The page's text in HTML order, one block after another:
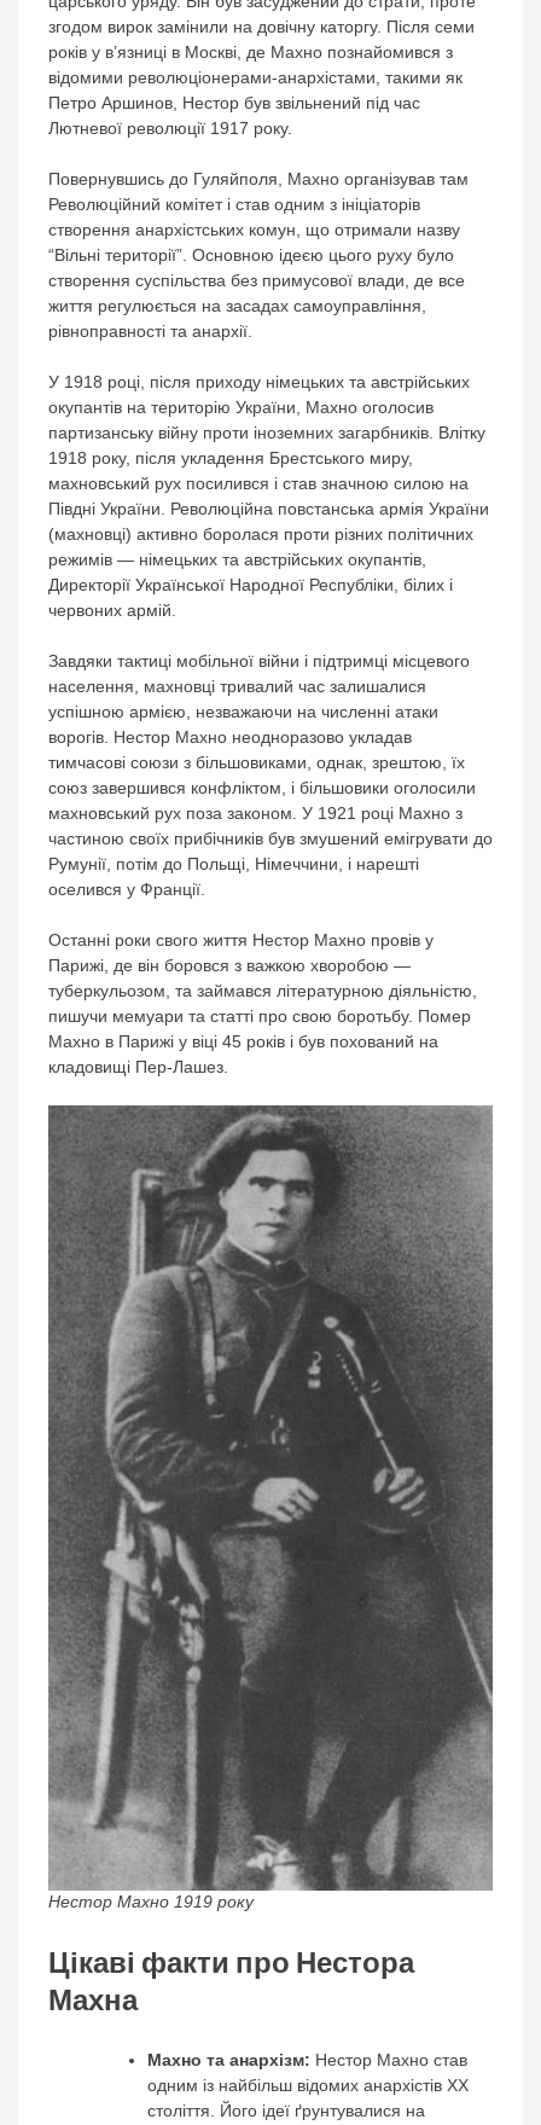
згодом вирок замінили на довічну каторгу. Після семи
років у в’язниці в Москві, де Махно познайомився з
відомими революціонерами-анархістами, такими як
Петро Аршинов, Нестор був звільнений під час
Лютневої революції 1917 року.
Повернувшись до Гуляйполя, Махно організував там
Революційний комітет і став одним з ініціаторів
створення анархістських комун, що отримали назву
“Вільні території”. Основною ідеєю цього руху було
створення суспільства без примусової влади, де все
життя регулюється на засадах самоуправління,
рівноправності та анархії.
У 1918 році, після приходу німецьких та австрійських
окупантів на територію України, Махно оголосив
партизанську війну проти іноземних загарбників. Влітку
1918 року, після укладення Брестського миру,
махновський рух посилився і став значною силою на
Півдні України. Революційна повстанська армія України
(махновці) активно боролася проти різних політичних
режимів — німецьких та австрійських окупантів,
Директорії Української Народної Республіки, білих і
червоних армій.
Завдяки тактиці мобільної війни і підтримці місцевого
населення, махновці тривалий час залишалися
успішною армією, незважаючи на численні атаки
ворогів. Нестор Махно неодноразово укладав
тимчасові союзи з більшовиками, однак, зрештою, їх
союз завершився конфліктом, і більшовики оголосили
махновський рух поза законом. У 1921 році Махно з
частиною своїх прибічників був змушений емігрувати до
Румунії, потім до Польщі, Німеччини, і нарешті
оселився у Франції.
Останні роки свого життя Нестор Махно провів у
Парижі, де він боровся з важкою хворобою —
туберкульозом, та займався літературною діяльністю,
пишучи мемуари та статті про свою боротьбу. Помер
Махно в Парижі у віці 45 років і був похований на
кладовищі Пер-Лашез.
Нестор Махно 1919 року
Цікаві факти про Нестора
Махна
Махно та анархізм: Нестор Махно став
одним із найбільш відомих анархістів ХХ
століття. Його ідеї ґрунтувалися на